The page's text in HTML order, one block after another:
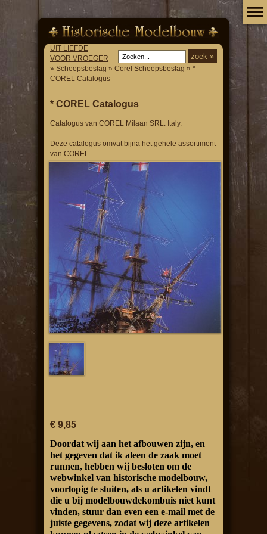
UIT LIEFDE
VOOR VROEGER
» Scheepsbeslag » Corel Scheepsbeslag » *
COREL Catalogus
* COREL Catalogus
Catalogus van COREL Milaan SRL. Italy.
Deze catalogus omvat bijna het gehele assortiment
van COREL.
€ 9,85
Doordat wij aan het afbouwen zijn, en
het gegeven dat ik aleen de zaak moet
runnen, hebben wij besloten om de
webwinkel van historische modelbouw,
voorlopig te sluiten, als u artikelen vindt
die u bij modelbouwdekombuis niet kunt
vinden, stuur dan even een e-mail met de
juiste gegevens, zodat wij deze artikelen